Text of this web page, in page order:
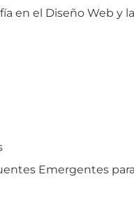
en el Diseño Web y
Emergentes